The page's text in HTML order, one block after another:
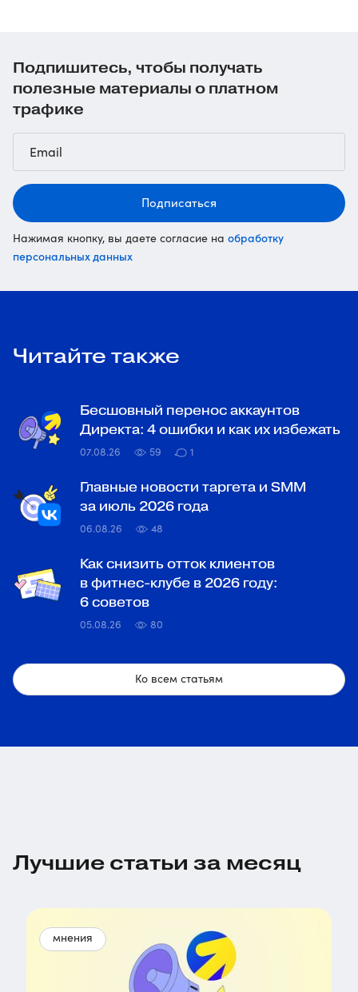
Подпишитесь, чтобы получать
полезные материалы о платном
трафике
Подписаться
Нажимая кнопку, вы даете согласие на обработку
персональных данных
Читайте также
Бесшовный перенос аккаунтов
Директа: 4 ошибки и как их избежать
07.08.26 59 1
Главные новости таргета и SMM
за июль 2026 года
06.08.26 48
Как снизить отток клиентов
в фитнес-клубе в 2026 году:
6 советов
05.08.26 80
Ко всем статьям
Лучшие статьи за месяц
мнения